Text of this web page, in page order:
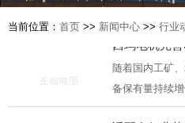
当前位置： 首页 >> 新闻中心 >> 行业
随着国内工矿
备保有量持续
常检修、故障